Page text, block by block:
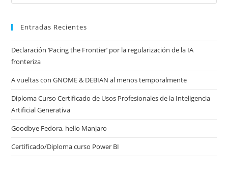
Entradas Recientes
Declaración ‘Pacing the Frontier’ por la regularización de la IA
fronteriza
A vueltas con GNOME & DEBIAN al menos temporalmente
Diploma Curso Certificado de Usos Profesionales de la Inteligencia
Artificial Generativa
Goodbye Fedora, hello Manjaro
Certificado/Diploma curso Power BI